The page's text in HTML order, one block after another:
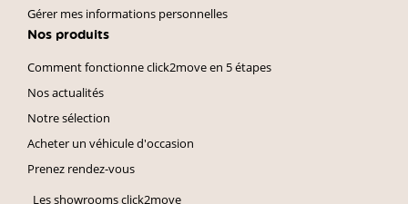
Gérer mes informations personnelles
Nos produits
Comment fonctionne click2move en 5 étapes
Nos actualités
Notre sélection
Acheter un véhicule d'occasion
Prenez rendez-vous
Les showrooms click2move